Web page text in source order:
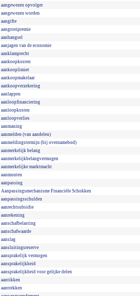
aangewezen opvolger
aangewezen worden
aangifte
aangroeipremie
aanhangsel
aanjagen van de economie
aanklamprecht
aankoopkosten
aankooplimiet
aankoopmakelaar
aankoopverzekering
aanlappen
aanloopfinanciering
aanloopkosten
aanloopverlies
aanmaning
aanmelden (van aandelen)
aanmeldingstermijn (bij overnamebod)
aanmerkelijk belang
aanmerkelijkbelangvermogen
aanmerkelijke marktmacht
aanmunten
aanpassing
Aanpassingsmechanisme Financiële Schokken
aanpassingsschulden
aanrechtsubsidie
aanrekening
aanschafbelasting
aanschafwaarde
aanslag
aansluitingsreserve
aansprakelijk vermogen
aansprakelijkheid
aansprakelijkheid voor gelijke delen
aantikken
aantrekken